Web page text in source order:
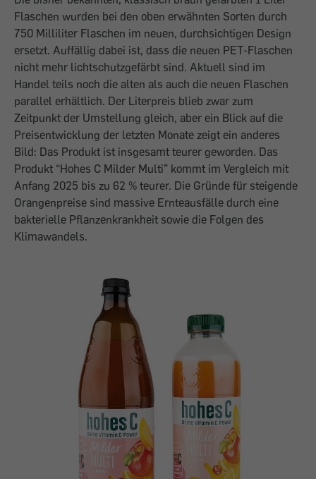
Flaschen wurden bei den oben erwähnten Sorten durch
750 Milliliter Flaschen im neuen, durchsichtigen Design
ersetzt. Auffällig dabei ist, dass die neuen PET-Flaschen
nicht mehr lichtschutzgefärbt sind. Aktuell sind im
Handel teils noch die alten als auch die neuen Flaschen
parallel erhältlich. Der Literpreis blieb zwar zum
Zeitpunkt der Umstellung gleich, aber ein Blick auf die
Preisentwicklung der letzten Monate zeigt ein anderes
Bild: Das Produkt ist insgesamt teurer geworden. Das
Produkt “Hohes C Milder Multi” kommt im Vergleich mit
Anfang 2025 bis zu 62 % teurer. Die Gründe für steigende
Orangenpreise sind massive Ernteausfälle durch eine
bakterielle Pflanzenkrankheit sowie die Folgen des
Klimawandels.